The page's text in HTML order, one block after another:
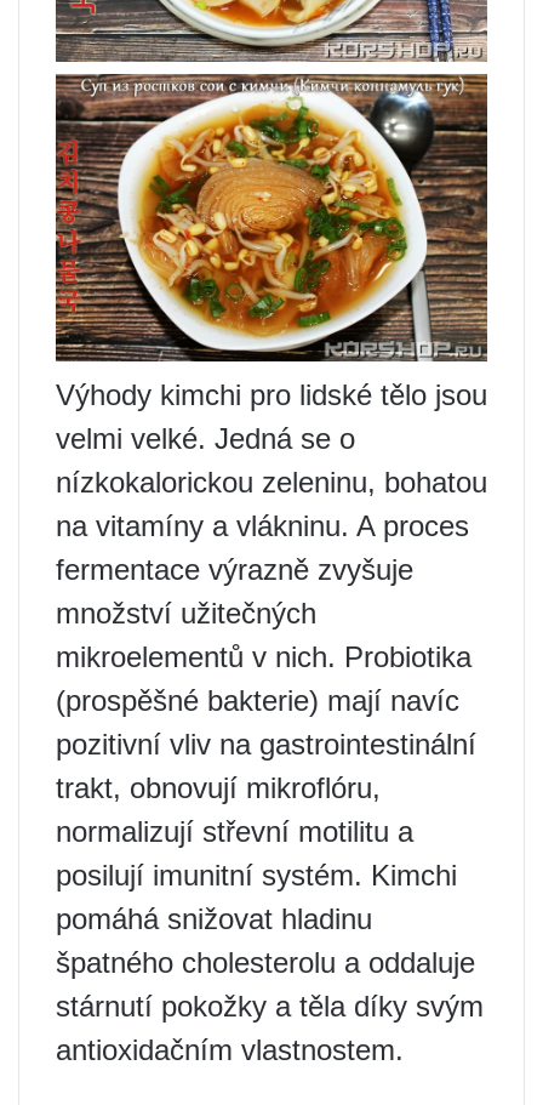
Výhody kimchi pro lidské tělo jsou
velmi velké. Jedná se o
nízkokalorickou zeleninu, bohatou
na vitamíny a vlákninu. A proces
fermentace výrazně zvyšuje
množství užitečných
mikroelementů v nich. Probiotika
(prospěšné bakterie) mají navíc
pozitivní vliv na gastrointestinální
trakt, obnovují mikroflóru,
normalizují střevní motilitu a
posilují imunitní systém. Kimchi
pomáhá snižovat hladinu
špatného cholesterolu a oddaluje
stárnutí pokožky a těla díky svým
antioxidačním vlastnostem.